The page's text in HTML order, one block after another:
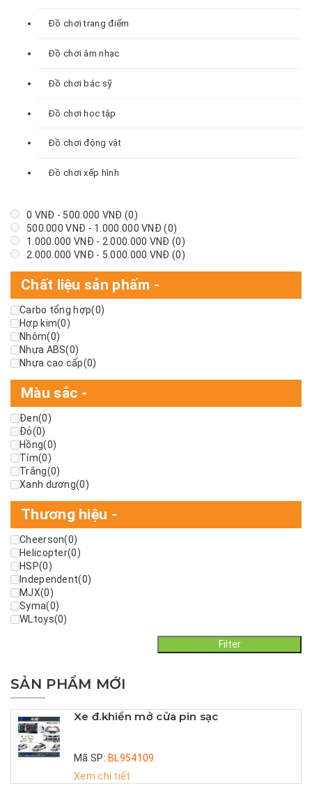
Đồ chơi trang điểm
Đồ chơi âm nhạc
Đồ chơi bác sỹ
Đồ chơi học tập
Đồ chơi động vật
Đồ chơi xếp hình
0 VNĐ - 500.000 VNĐ (0)
500.000VNĐ - 1.000.000VNĐ (0)
1.000.000 VNĐ - 2.000.000 VNĐ (0)
2.000.000 VNĐ - 5.000.000 VNĐ (0)
Chất liệu sản phẩm -
Carbo tổng hợp(0)
Hợp kim(0)
Nhôm(0)
Nhựa ABS(0)
Nhựa cao cấp(0)
Màu sắc -
Đen(0)
Đỏ(0)
Hồng(0)
Tím(0)
Trắng(0)
Xanh dương(0)
Thương hiệu -
Cheerson(0)
Helicopter(0)
HSP(0)
Independent(0)
MJX(0)
Syma(0)
WLtoys(0)
Filter
SẢN PHẨM MỚI
Xe đ.khiển mở cửa pin sạc
Mã SP: BL954109
Xem chi tiết